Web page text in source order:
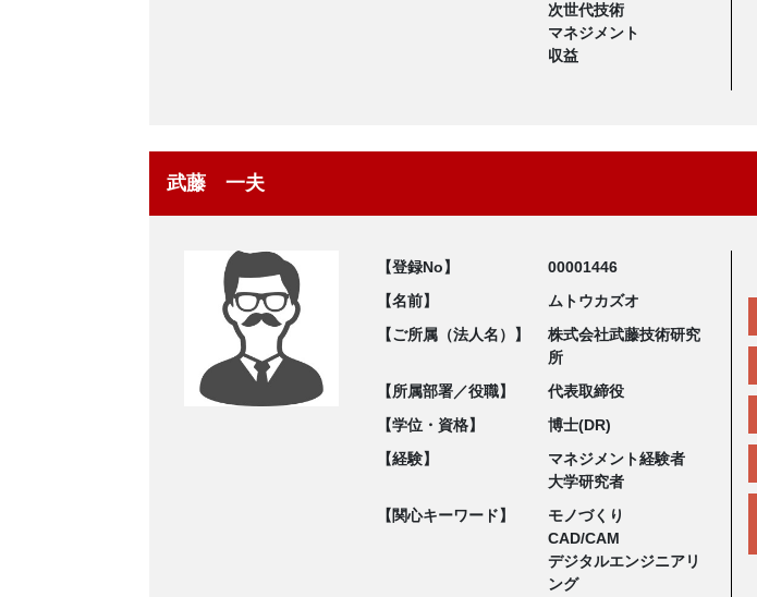
次世代技術
マネジメント
収益
武藤 一夫
【登録No】
00001446
【名前】
ムトウカズオ
【ご所属（法人名）】
株式会社武藤技術研究
所
【所属部署／役職】
代表取締役
【学位・資格】
博士(DR)
【経験】
マネジメント経験者
大学研究者
【関心キーワード】
モノづくり
CAD/CAM
デジタルエンジニアリ
ング